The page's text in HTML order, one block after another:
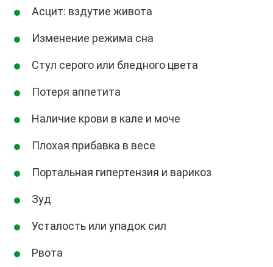
Асцит: вздутие живота
Изменение режима сна
Стул серого или бледного цвета
Потеря аппетита
Наличие крови в кале и моче
Плохая прибавка в весе
Портальная гипертензия и варикоз
Зуд
Усталость или упадок сил
Рвота